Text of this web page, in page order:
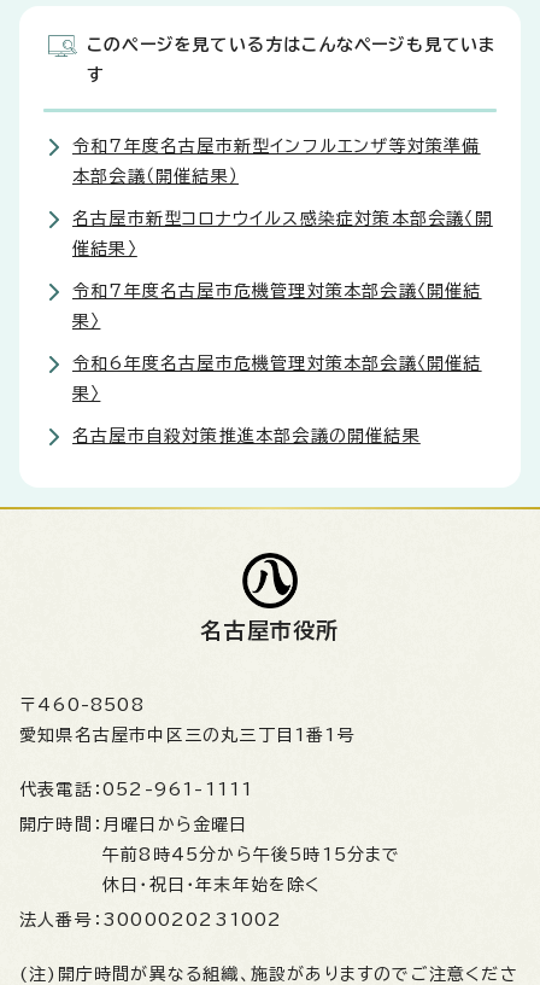
このページを見ている方はこんなページも見ていま
す
令和7年度名古屋市新型インフルエンザ等対策準備
本部会議（開催結果）
名古屋市新型コロナウイルス感染症対策本部会議〈開
催結果〉
令和7年度名古屋市危機管理対策本部会議〈開催結
果〉
令和6年度名古屋市危機管理対策本部会議〈開催結
果〉
名古屋市自殺対策推進本部会議の開催結果
名古屋市役所
〒460-8508
愛知県名古屋市中区三の丸三丁目1番1号
代表電話： 052-961-1111
開庁時間： 月曜日から金曜日
午前8時45分から午後5時15分まで
休日・祝日・年末年始を除く
法人番号： 3000020231002
(注)開庁時間が異なる組織、施設がありますのでご注意くださ